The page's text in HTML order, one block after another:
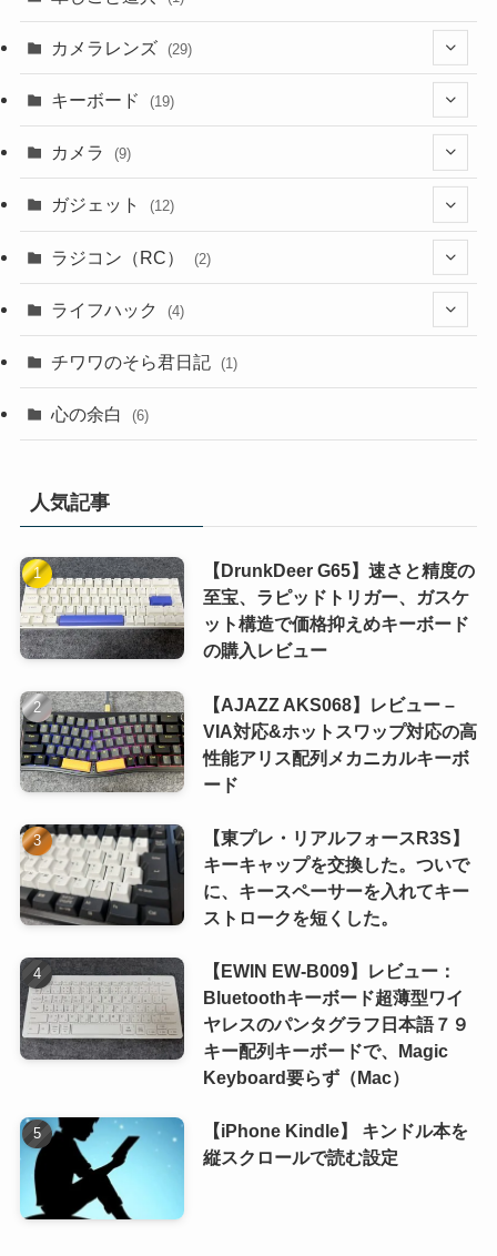
カメラレンズ (29)
(8)
(3)
(9)
(1)
(1)
キーボード (19)
(1)
(1)
(3)
(1)
(1)
(1)
カメラ (9)
(7)
(2)
ガジェット (12)
(1)
(1)
ラジコン（RC） (2)
ライフハック (4)
(2)
(2)
チワワのそら君日記 (1)
心の余白 (6)
人気記事
【DrunkDeer G65】速さと精度の
至宝、ラピッドトリガー、ガスケ
ット構造で価格抑えめキーボード
の購入レビュー
【AJAZZ AKS068】レビュー –
VIA対応&ホットスワップ対応の高
性能アリス配列メカニカルキーボ
ード
【東プレ・リアルフォースR3S】
キーキャップを交換した。ついで
に、キースペーサーを入れてキー
ストロークを短くした。
【EWIN EW-B009】レビュー：
Bluetoothキーボード超薄型ワイ
ヤレスのパンタグラフ日本語７９
キー配列キーボードで、Magic
Keyboard要らず（Mac）
【iPhone Kindle】 キンドル本を
縦スクロールで読む設定